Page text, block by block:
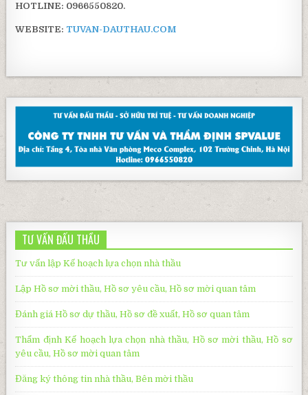
HOTLINE: 0966550820.
WEBSITE: TUVAN-DAUTHAU.COM
TƯ VẤN ĐẤU THẦU
Tư vấn lập Kế hoạch lựa chọn nhà thầu
Lập Hồ sơ mời thầu, Hồ sơ yêu cầu, Hồ sơ mời quan tâm
Đánh giá Hồ sơ dự thầu, Hồ sơ đề xuất, Hồ sơ quan tâm
Thẩm định Kế hoạch lựa chọn nhà thầu, Hồ sơ mời thầu, Hồ sơ
yêu cầu, Hồ sơ mời quan tâm
Đăng ký thông tin nhà thầu, Bên mời thầu